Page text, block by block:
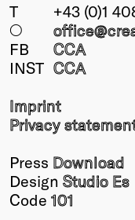
T
+43 (0)1
○
FB
CCA
INST CCA
Imprint
Privacy
Press Download
Design Studio Es
Code 101